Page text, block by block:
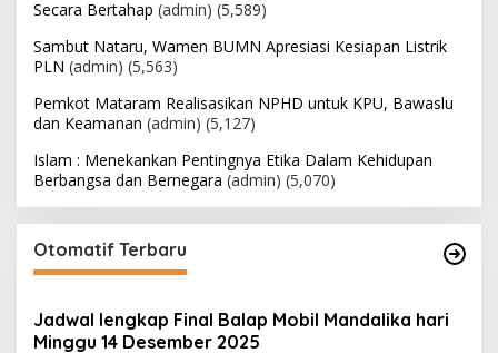
Secara Bertahap (admin) (5,589)
Sambut Nataru, Wamen BUMN Apresiasi Kesiapan Listrik
PLN (admin) (5,563)
Pemkot Mataram Realisasikan NPHD untuk KPU, Bawaslu
dan Keamanan (admin) (5,127)
Islam : Menekankan Pentingnya Etika Dalam Kehidupan
Berbangsa dan Bernegara (admin) (5,070)
Otomatif Terbaru
Jadwal lengkap Final Balap Mobil Mandalika hari
Minggu 14 Desember 2025